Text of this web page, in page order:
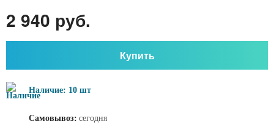
2 940 руб.
Купить
Наличие: 10 шт
Самовывоз: сегодня